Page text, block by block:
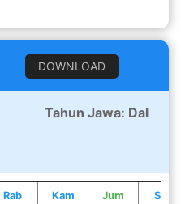
DOWNLOAD
Tahun Jawa: Dal
Rab Kam Jum Sab